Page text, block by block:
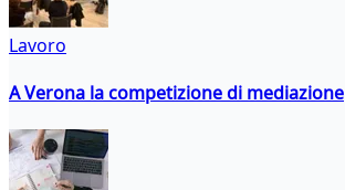
Lavoro
A Verona la competizione di mediazione